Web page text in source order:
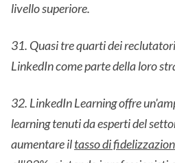
livello superiore.
31. Quasi tre quarti dei
LinkedIn come parte della loro
32. LinkedIn Learning offre
learning tenuti da esperti del
aumentare iltasso di